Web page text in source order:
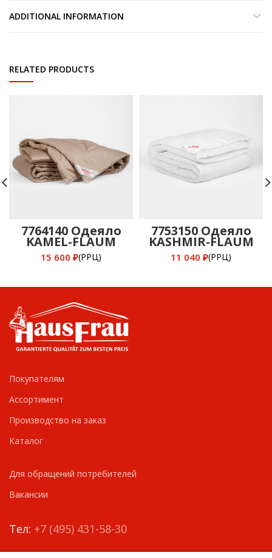
ADDITIONAL INFORMATION
RELATED PRODUCTS
7764140 Одеяло
KAMEL-FLAUM
всесезонное
200х220
15 600 ₽(РРЦ)
7753150 Одеяло
KASHMIR-FLAUM
всесезонное
140х205
11 040 ₽(РРЦ)
Покупателям
Ассортимент
Производство на заказ
Каталог
Для обращений потребителей
Вакансии
Тел: +7 (495) 431-58-30